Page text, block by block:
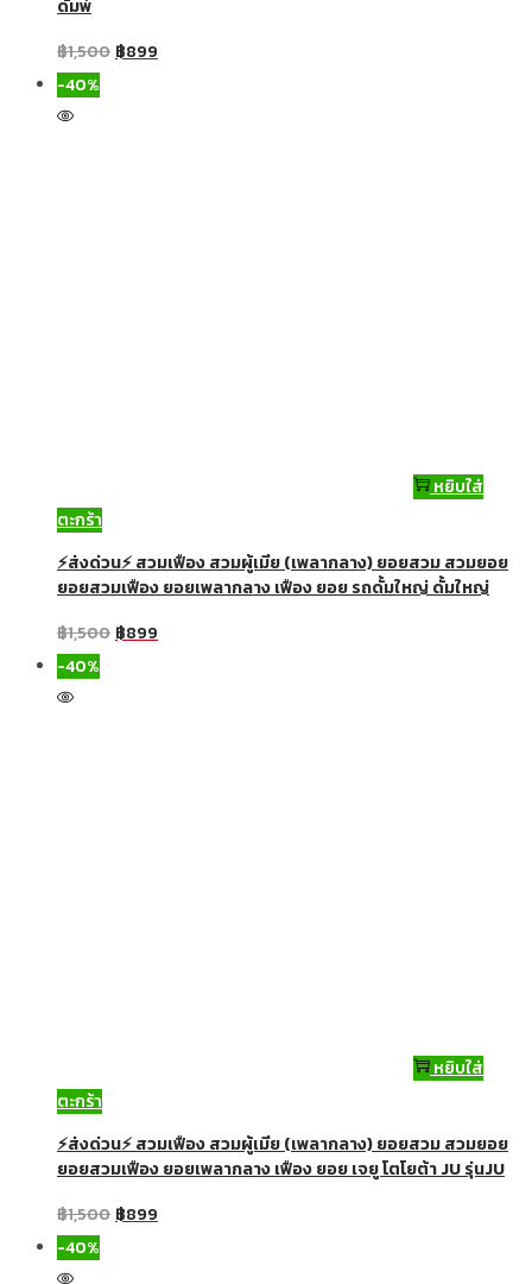
ดัมพ์
฿1,500 ฿899
-40%
หยิบใส่
ตะกร้า
⚡ส่งด่วน⚡ สวมเฟือง สวมผู้เมีย (เพลากลาง) ยอยสวม สวมยอย
ยอยสวมเฟือง ยอยเพลากลาง เฟือง ยอย รถดั้มใหญ่ ดั้มใหญ่
฿1,500 ฿899
-40%
หยิบใส่
ตะกร้า
⚡ส่งด่วน⚡ สวมเฟือง สวมผู้เมีย (เพลากลาง) ยอยสวม สวมยอย
ยอยสวมเฟือง ยอยเพลากลาง เฟือง ยอย เจยู โตโยต้า JU รุ่นJU
฿1,500 ฿899
-40%